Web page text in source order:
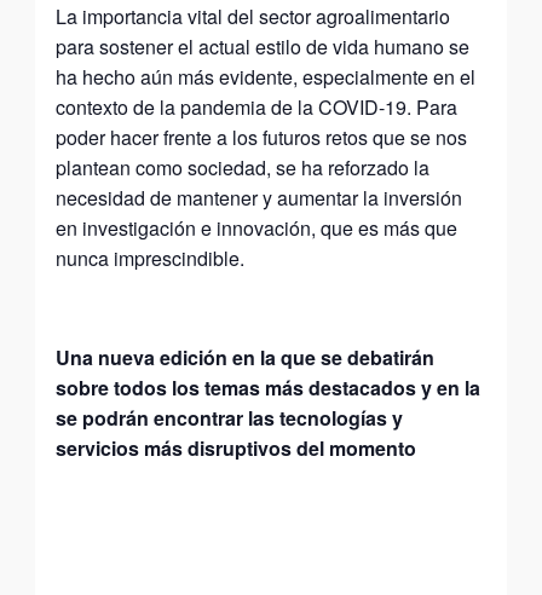
La importancia vital del sector agroalimentario
para sostener el actual estilo de vida humano se
ha hecho aún más evidente, especialmente en el
contexto de la pandemia de la COVID-19. Para
poder hacer frente a los futuros retos que se nos
plantean como sociedad, se ha reforzado la
necesidad de mantener y aumentar la inversión
en investigación e innovación, que es más que
nunca imprescindible.
Una nueva edición en la que se debatirán
sobre todos los temas más destacados y en la
se podrán encontrar las tecnologías y
servicios más disruptivos del momento